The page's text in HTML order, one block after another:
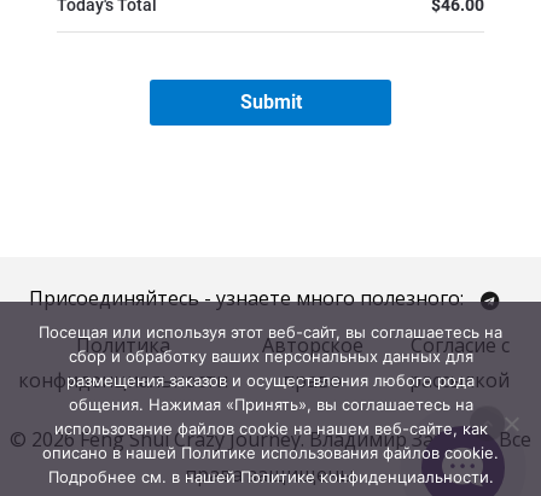
Присоединяйтесь - узнаете много полезного:
Политика
конфиденциальности
Авторское
право
Согласие с
рассылкой
© 2026 Feng Shui Crazy Journey. Владимир Захаров. Все
права защищены.
Посещая или используя этот веб-сайт, вы соглашаетесь на
сбор и обработку ваших персональных данных для
размещения заказов и осуществления любого рода
общения. Нажимая «Принять», вы соглашаетесь на
использование файлов cookie на нашем веб-сайте, как
описано в нашей Политике использования файлов cookie.
Подробнее см. в нашей Политике конфиденциальности.